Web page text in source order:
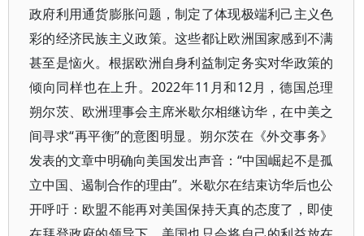
政府利用通货膨胀问题，制定了体现极端利己主义色
彩的经济民族主义政策。这些都让欧洲国家感到不满
甚至是恼火。根据欧洲自身利益制定务实对华政策的
倾向同样也在上升。2022年11月和12月，德国总理
朔尔茨、欧洲理事会主席米歇尔相继访华，在中美之
间寻求“再平衡”的意图明显。朔尔茨在《外交事务》
发表的文章中明确向美国发出声音：“中国崛起不是孤
立中国、遏制合作的理由”。米歇尔在结束访华后也公
开呼吁：欧盟不能再对美国保持天真的态度了，即使